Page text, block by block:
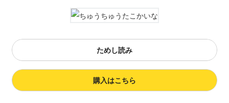
ためし読み
購入はこちら